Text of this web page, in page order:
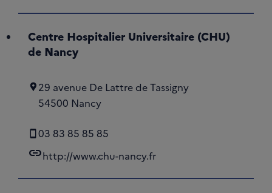
Centre Hospitalier Universitaire (CHU)
de Nancy
29 avenue De Lattre de Tassigny
54500 Nancy
03 83 85 85 85
linkhttp://www.chu-nancy.fr